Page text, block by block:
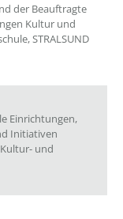
der Beauftragte
Kultur und
STRALSUND
Einrichtungen,
Initiativen
und